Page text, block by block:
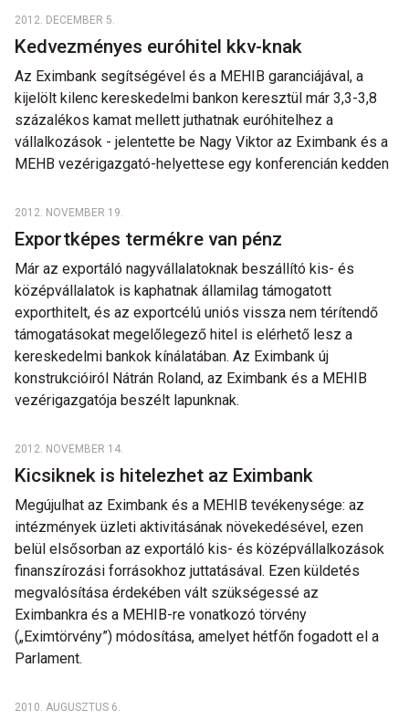
2012. DECEMBER 5.
Kedvezményes euróhitel kkv-knak
Az Eximbank segítségével és a MEHIB garanciájával, a
kijelölt kilenc kereskedelmi bankon keresztül már 3,3-3,8
százalékos kamat mellett juthatnak euróhitelhez a
vállalkozások - jelentette be Nagy Viktor az Eximbank és a
MEHB vezérigazgató-helyettese egy konferencián kedden
2012. NOVEMBER 19.
Exportképes termékre van pénz
Már az exportáló nagyvállalatoknak beszállító kis- és
középvállalatok is kaphatnak államilag támogatott
exporthitelt, és az exportcélú uniós vissza nem térítendő
támogatásokat megelőlegező hitel is elérhető lesz a
kereskedelmi bankok kínálatában. Az Eximbank új
konstrukcióiról Nátrán Roland, az Eximbank és a MEHIB
vezérigazgatója beszélt lapunknak.
2012. NOVEMBER 14.
Kicsiknek is hitelezhet az Eximbank
Megújulhat az Eximbank és a MEHIB tevékenysége: az
intézmények üzleti aktivitásának növekedésével, ezen
belül elsősorban az exportáló kis- és középvállalkozások
finanszírozási forrásokhoz juttatásával. Ezen küldetés
megvalósítása érdekében vált szükségessé az
Eximbankra és a MEHIB-re vonatkozó törvény
(„Eximtörvény”) módosítása, amelyet hétfőn fogadott el a
Parlament.
2010. AUGUSZTUS 6.